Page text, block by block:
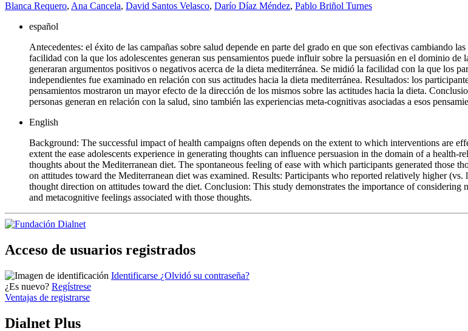
Blanca Requero, Ana Cancela, David Santos Velasco, Darío Díaz Méndez, Pablo Briñol Turnes
español
Antecedentes: el éxito de las campañas sobre salud depende en parte del grado en que son efectivas cambiando
facilidad con la que los adolescentes generan sus pensamientos puede influir sobre la persuasión en el dominio
generaran argumentos positivos o negativos acerca de la dieta mediterránea. Se midió la facilidad con la que los
independientes fue examinado en relación con sus actitudes hacia la dieta mediterránea. Resultados: los
pensamientos mostraron un mayor efecto de la dirección de los mismos sobre las actitudes hacia la dieta.
personas generan en relación con la salud, sino también las experiencias meta-cognitivas asociadas a esos
English
Background: The successful impact of health campaigns often depends on the extent to which interventions are
extent the ease adolescents experience in generating thoughts can influence persuasion in the domain of a
thoughts about the Mediterranean diet. The spontaneous feeling of ease with which participants generated those
on attitudes toward the Mediterranean diet was examined. Results: Participants who reported relatively higher
thought direction on attitudes toward the diet. Conclusion: This study demonstrates the importance of
and metacognitive feelings associated with those thoughts.
Acceso de usuarios registrados
Identificarse ¿Olvidó su contraseña?
¿Es nuevo? Regístrese
Ventajas de registrarse
Dialnet Plus